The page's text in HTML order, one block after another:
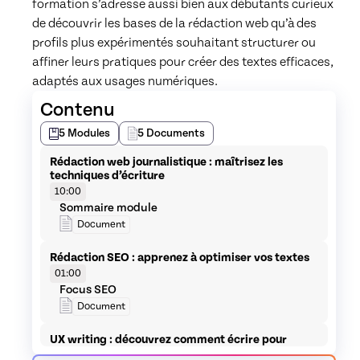
formation s’adresse aussi bien aux débutants curieux
de découvrir les bases de la rédaction web qu’à des
profils plus expérimentés souhaitant structurer ou
affiner leurs pratiques pour créer des textes efficaces,
adaptés aux usages numériques.
Contenu
5 Modules 5 Documents
Rédaction web journalistique : maîtrisez les
techniques d’écriture
10:00
Sommaire module
Document
Rédaction SEO : apprenez à optimiser vos textes
01:00
Focus SEO
Document
UX writing : découvrez comment écrire pour
guider les utilisateurs